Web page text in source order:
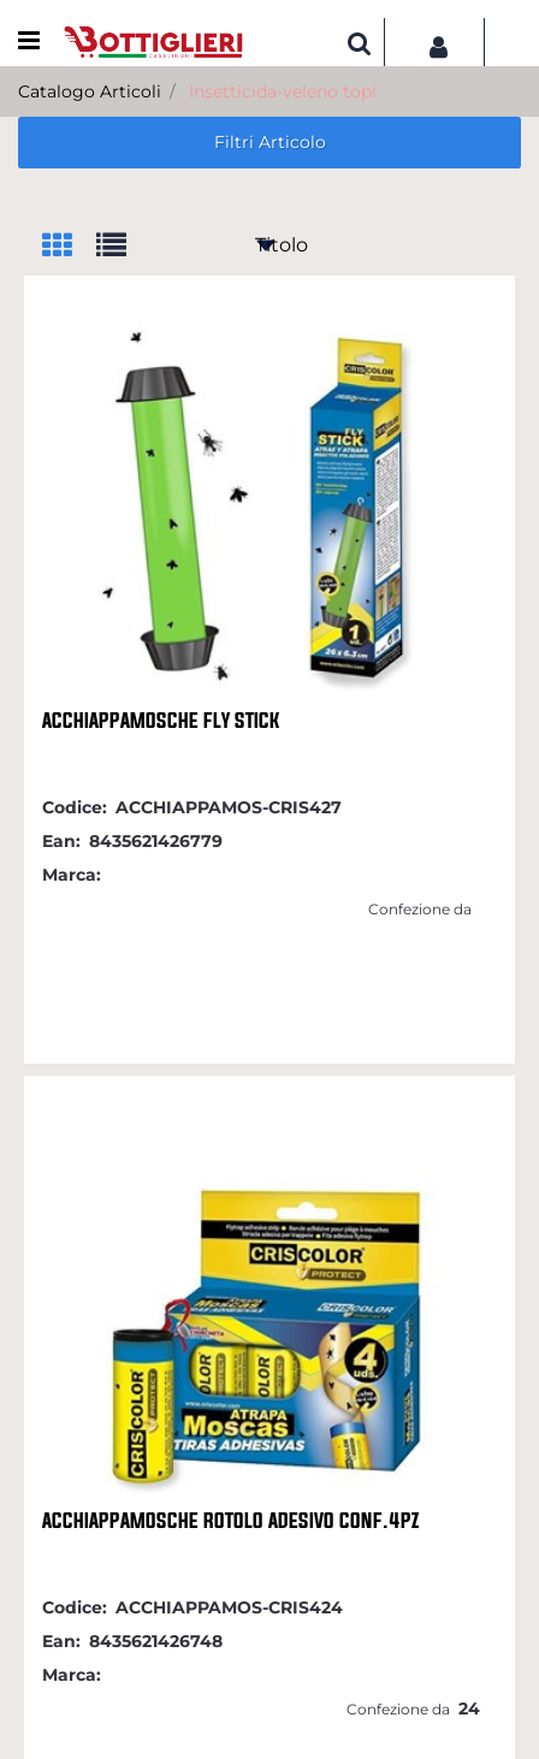
Open menu
Catalogo Articoli Insetticida-veleno topi
Filtri Articolo
ACCHIAPPAMOSCHE FLY STICK
Codice: ACCHIAPPAMOS-CRIS427
Ean: 8435621426779
Marca:
Confezione da
ACCHIAPPAMOSCHE ROTOLO ADESIVO CONF.4PZ
Codice: ACCHIAPPAMOS-CRIS424
Ean: 8435621426748
Marca:
Confezione da 24